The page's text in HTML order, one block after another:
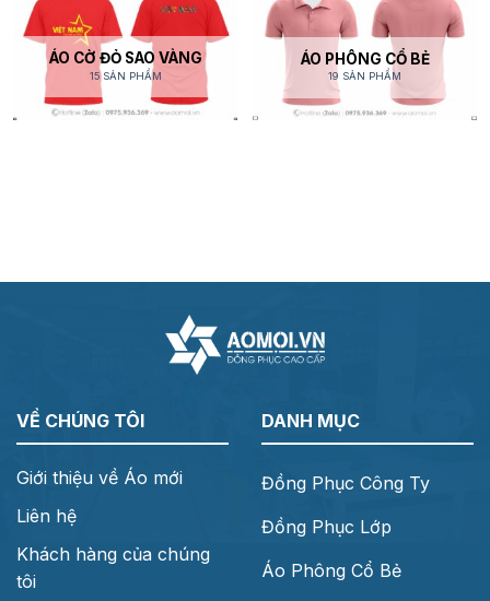
ÁO CỜ ĐỎ SAO VÀNG
15 SẢN PHẨM
ÁO PHÔNG CỔ BẺ
19 SẢN PHẨM
VỀ CHÚNG TÔI
Giới thiệu về Áo mới
Liên hệ
Khách hàng của chúng
tôi
DANH MỤC
Đồng Phục Công Ty
Đồng Phục Lớp
Áo Phông Cổ Bẻ